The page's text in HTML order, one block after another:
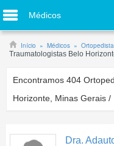
Médicos
Início Médicos
Traumatologistas Belo
Encontramos 404
Horizonte, Minas Gerais /
Dra.